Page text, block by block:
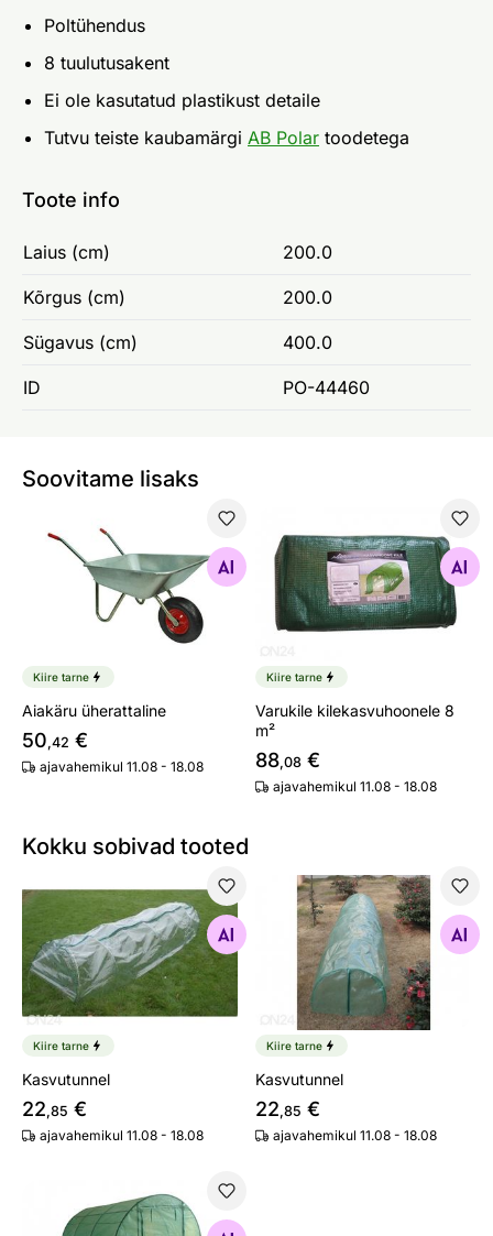
Poltühendus
8 tuulutusakent
Ei ole kasutatud plastikust detaile
Tutvu teiste kaubamärgi AB Polar toodetega
Toote info
Laius (cm) 200.0
Kõrgus (cm) 200.0
Sügavus (cm) 400.0
ID PO-44460
Soovitame lisaks
Aiakäru üherattaline
Otsi sarnaseid
Kiire tarne
Aiakäru üherattaline
50,42 €
ajavahemikul 11.08 - 18.08
Varukile kilekasvuhoonele 8
Otsi sarnaseid
Kiire tarne
Varukile kilekasvuhoonele 8
m²
88,08 €
ajavahemikul 11.08 - 18.08
Kokku sobivad tooted
Kasvutunnel
Otsi sarnaseid
Kiire tarne
Kasvutunnel
22,85 €
ajavahemikul 11.08 - 18.08
Kasvutunnel
Otsi sarnaseid
Kiire tarne
Kasvutunnel
22,85 €
ajavahemikul 11.08 - 18.08
Kilekasvuhoone Pro 2x3 m, 6 m²